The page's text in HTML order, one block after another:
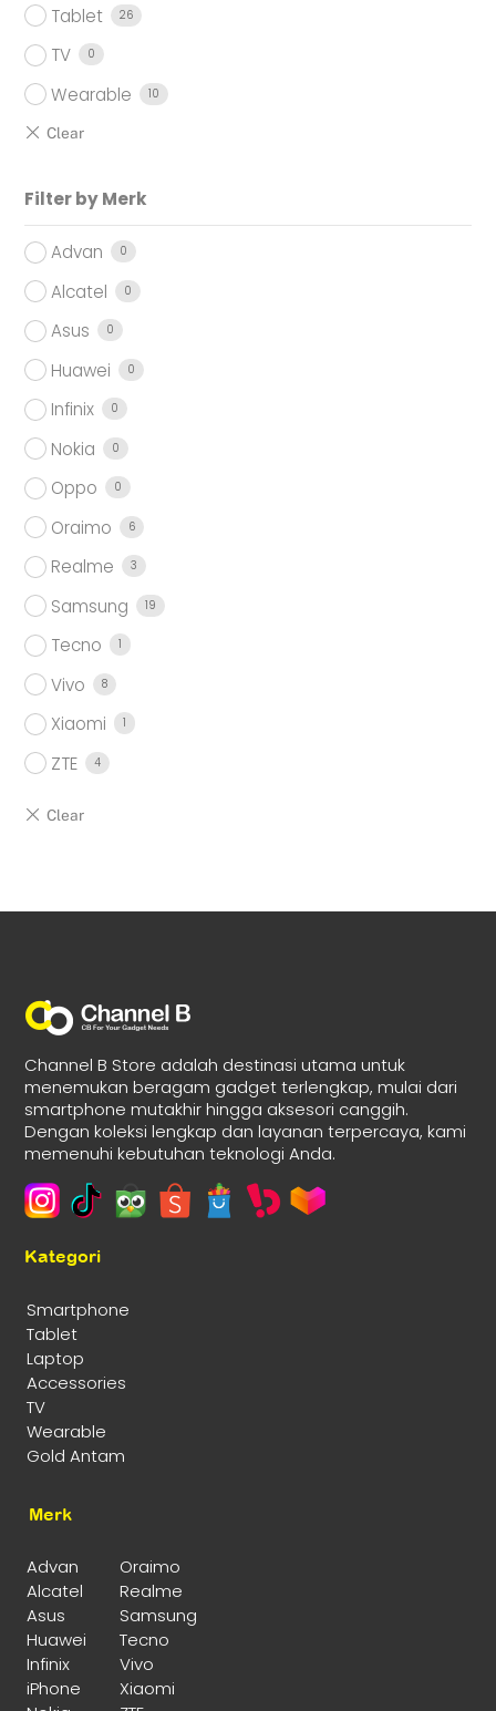
Tablet 26
TV 0
Wearable 10
Filter by Merk
Advan 0
Alcatel 0
Asus 0
Huawei 0
Infinix 0
Nokia 0
Oppo 0
Oraimo 6
Realme 3
Samsung 19
Tecno 1
Vivo 8
Xiaomi 1
ZTE 4
Channel B Store adalah destinasi utama untuk
menemukan beragam gadget terlengkap, mulai dari
smartphone mutakhir hingga aksesori canggih.
Dengan koleksi lengkap dan layanan terpercaya, kami
memenuhi kebutuhan teknologi Anda.
Kategori
Smartphone
Tablet
Laptop
Accessories
TV
Wearable
Gold Antam
Merk
Advan
Oraimo
Alcatel
Realme
Asus
Samsung
Huawei
Tecno
Infinix
Vivo
iPhone
Xiaomi